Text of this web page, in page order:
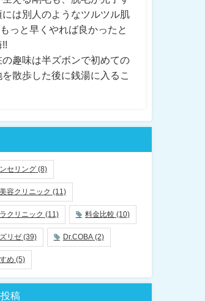
には別人のようなツルツル肌
っと早くやれば良かったと
!!
の趣味は半ズボンで初めての
を散歩した後に銭湯に入るこ
セリング(8)
容クリニック (11)
クリニック (11) 料金比較 (10)
リゼ(39) Dr.COBA(2)
め (5)
稿